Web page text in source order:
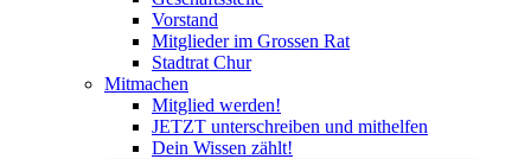
Vorstand
Mitglieder im Grossen Rat
Stadtrat Chur
Mitmachen
Mitglied werden!
JETZT unterschreiben und mithelfen
Dein Wissen zählt!